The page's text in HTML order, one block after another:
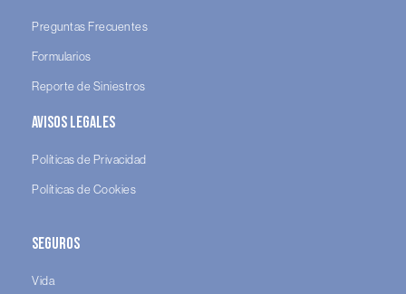
Preguntas Frecuentes
Formularios
Reporte de Siniestros
Avisos legales
Políticas de Privacidad
Políticas de Cookies
Seguros
Vida